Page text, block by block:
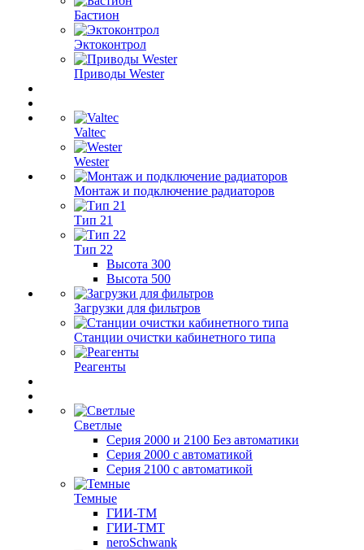
Бастион
Эктоконтрол
Приводы Wester
Valtec
Wester
Монтаж и подключение радиаторов
Тип 21
Тип 22
Высота 300
Высота 500
Загрузки для фильтров
Станции очистки кабинетного типа
Реагенты
Светлые
Серия 2000 и 2100 Без автоматики
Серия 2000 с автоматикой
Серия 2100 с автоматикой
Темные
ГИИ-ТМ
ГИИ-ТМТ
neroSchwank